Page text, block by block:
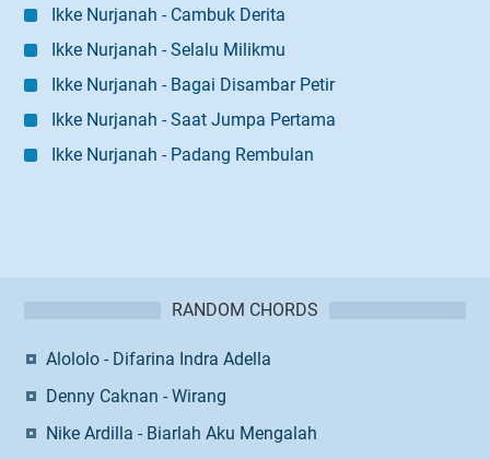
Ikke Nurjanah - Cambuk Derita
Ikke Nurjanah - Selalu Milikmu
Ikke Nurjanah - Bagai Disambar Petir
Ikke Nurjanah - Saat Jumpa Pertama
Ikke Nurjanah - Padang Rembulan
RANDOM CHORDS
Alololo - Difarina Indra Adella
Denny Caknan - Wirang
Nike Ardilla - Biarlah Aku Mengalah